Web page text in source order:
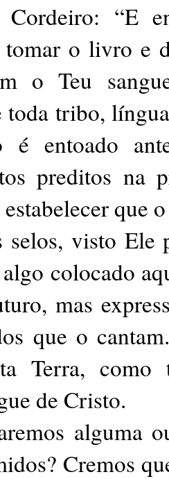
Cordeiro: “E
o livro e
o Teu
toda tribo,
é entoado
preditos na
visto Ele
colocado
mas
que o
Terra,
de Cristo.
alguma
Cremos